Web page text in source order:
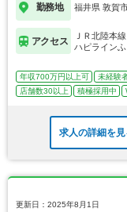
勤務地 福井県 敦賀
アクセス
ＪＲ北陸本
ハピライン
年収700万円以上可 未経験
店舗数30以上
積極採用中
求人の詳細を見
更新日：2025年8月1日